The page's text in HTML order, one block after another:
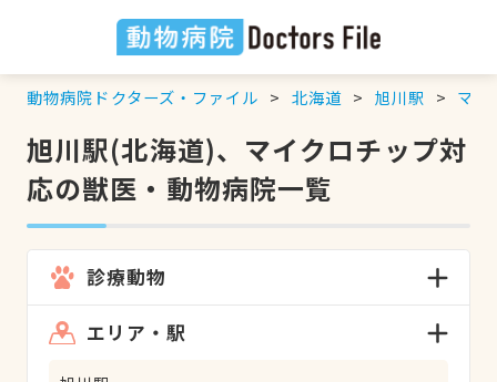
動物病院ドクターズ・ファイル 北海道 旭川駅 マイ
旭川駅(北海道)、マイクロチップ対
応の獣医・動物病院一覧
診療動物
エリア・駅